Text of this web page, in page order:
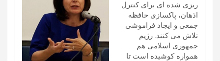
ریزی شده ای برای کنترل
اذهان، پاکسازی حافظه
جمعی و ایجاد فراموشی
تلاش می کنند. رژیم
جمهوری اسلامی هم
همواره کوشیده است تا